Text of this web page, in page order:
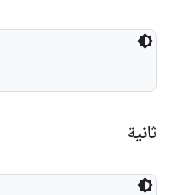
ثانية